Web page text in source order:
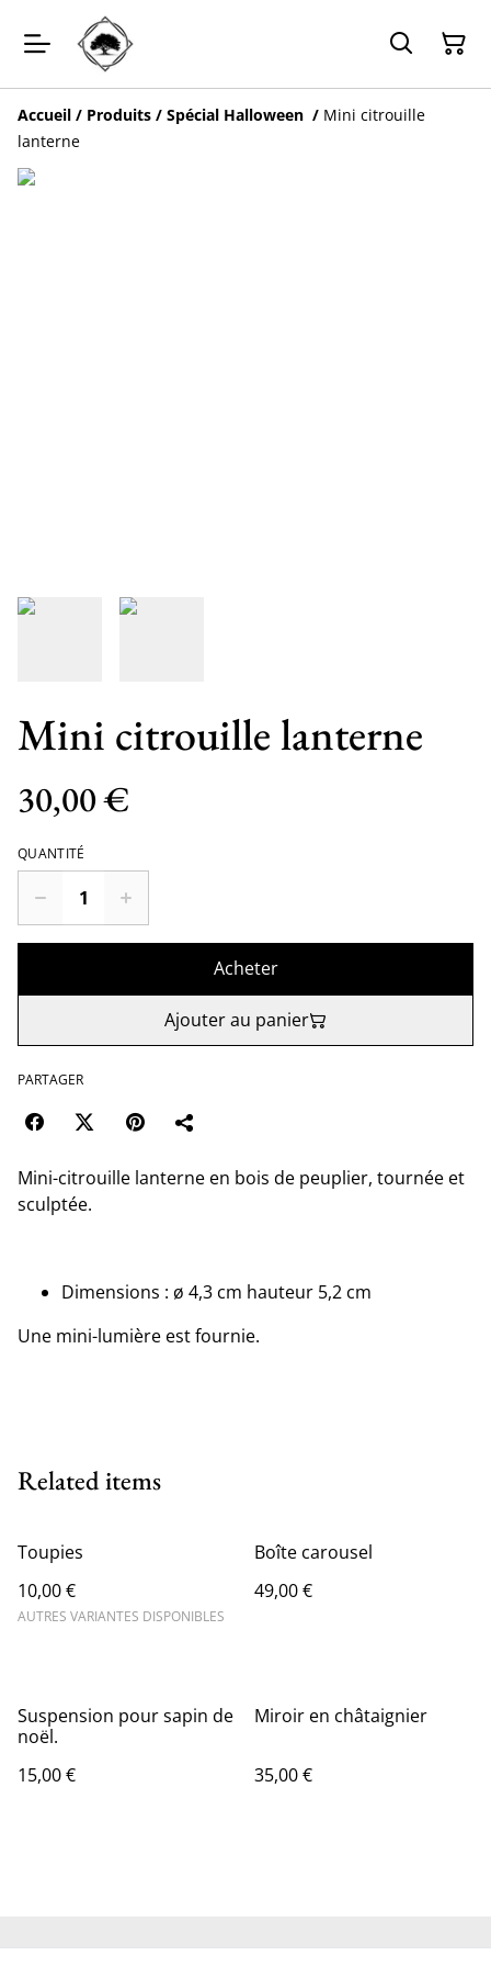
Accueil / Produits / Spécial Halloween / Mini citrouille
lanterne
Mini citrouille lanterne
30,00 €
QUANTITÉ
Acheter
Ajouter au panier
PARTAGER
Mini-citrouille lanterne en bois de peuplier, tournée et
sculptée.
Dimensions : ø 4,3 cm hauteur 5,2 cm
Une mini-lumière est fournie.
Related items
Toupies
10,00 €
AUTRES VARIANTES DISPONIBLES
Boîte carousel
49,00 €
Suspension pour sapin de
noël.
15,00 €
Miroir en châtaignier
35,00 €